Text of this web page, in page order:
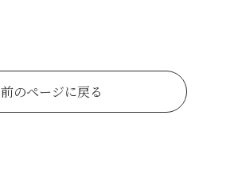
前のページに戻る